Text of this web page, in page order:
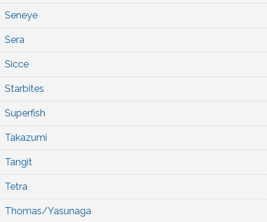
Seneye
Sera
Sicce
Starbites
Superfish
Takazumi
Tangit
Tetra
Thomas/Yasunaga